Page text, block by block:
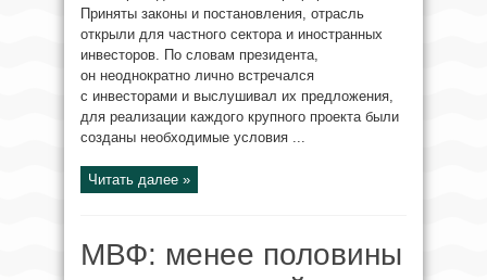
Приняты законы и постановления, отрасль
открыли для частного сектора и иностранных
инвесторов. По словам президента,
он неоднократно лично встречался
с инвесторами и выслушивал их предложения,
для реализации каждого крупного проекта были
созданы необходимые условия ...
Читать далее »
МВФ: менее половины